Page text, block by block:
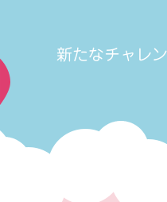
新たなチャレ